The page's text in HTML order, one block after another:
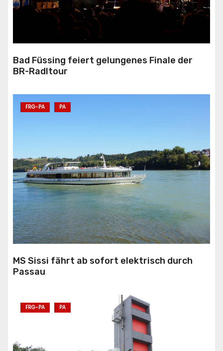
Bad Füssing feiert gelungenes Finale der
BR-Radltour
FRG-PA PA
MS Sissi fährt ab sofort elektrisch durch
Passau
FRG-PA PA